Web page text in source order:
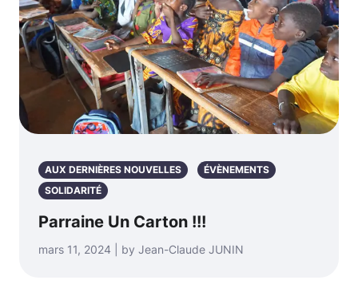
AUX DERNIÈRES NOUVELLES
ÉVÈNEMENTS
SOLIDARITÉ
Parraine Un Carton !!!
mars 11, 2024 | by Jean-Claude JUNIN